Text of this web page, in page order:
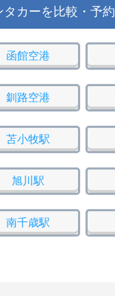
カーを比較・予約
函館空港
釧路空港
苫小牧駅
旭川駅
南千歳駅